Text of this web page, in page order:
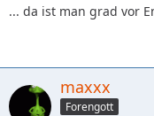
... da ist man grad vor
maxxx
Forengott